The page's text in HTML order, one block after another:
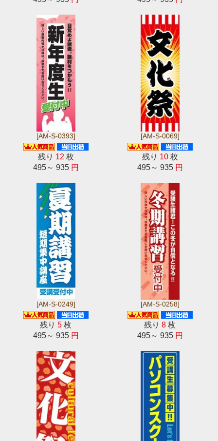
[AM-S-0393]
残り 12 枚
495～ 935 円
[AM-S-0069]
残り 10枚
495～ 935 円
[AM-S-0249]
残り5 枚
495～ 935 円
[AM-S-0258]
残り8 枚
495～ 935 円